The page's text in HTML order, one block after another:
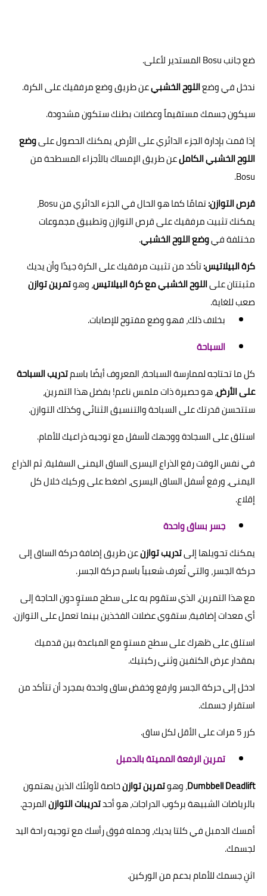
ضع جانب Bosu المستدير لأعلى.
ندخل في وضعاللوح الخشبيعن طريق وضع مرفقيك على الكرة.
سيكون جسمك مستقيماً وعضلات بطنك ستكون مشدودة.
إذا قمت بإدارة الجزء الدائري على الأرض، يمكنك الحصول علىوضع
اللوح الخشبي الكاملعن طريق الإمساك بالأجزاء المسطحة من
Bosu.
قرص التوازن:
تمامًا كما هو الحال في الجزء الدائري من Bosu،
يمكنك تثبيت مرفقيك على قرص التوازن وتطبيق مجموعات
مختلفة فيوضع اللوح الخشبي.
كرة البيلاتيس:تأكد من تثبيت مرفقيك على الكرة جيدًا وأن يديك
مثبتتان علىاللوح الخشبي مع كرة البيلاتيس، وهوتمرين توازن
صعب للغاية.
بخلاف ذلك، فهو وضع مفتوح للإصابات.
السباحة
كل ما تحتاجه لممارسة السباحة، المعروف أيضًا باسمتدريب السباحة
على الأرض، هو حصيرة ذات ملمس ناعم! بفضل هذا التمرين،
ستتحسن قدرتك على السباحة والتنسيق الثنائي وكذلك التوازن.
استلق على السجادة ووجهك لأسفل مع توجيه ذراعيك للأمام.
في نفس الوقت رفع الذراع اليسرى الساق اليمنى السفلية، ثم الذراع
اليمنى، ورفع أسفل الساق اليسرى، اضغط على وركيك خلال كل
إقلاع.
جسر بساق واحدة
يمكنك تحويلها إلىتدريب توازنعن طريق إضافة حركة الساق إلى
حركة الجسر، والتي تُعرف شعبياً باسم حركة الجسر.
مع هذا التمرين، الذي ستقوم به على سطح مستوٍ دون الحاجة إلى
أي معدات إضافية، ستقوي عضلات الفخذين بينما تعمل على التوازن.
استلق على ظهرك على سطح مستوٍ مع المباعدة بين قدميك
بمقدار عرض الكتفين وثني ركبتيك.
ادخل إلى حركة الجسر وارفع وخفض ساق واحدة بمجرد أن تتأكد من
استقرار جسمك.
كرر 5 مرات على الأقل لكل ساق.
تمرين الرفعة المميتة بالدمبل
Dumbbell Deadlift، وهوتمرين توازنخاصة لأولئك الذين يهتمون
بالرياضات الشبيهة بركوب الدراجات، هو أحدتدريبات التوازنالمرجح.
أمسك الدمبل في كلتا يديك، وحمله فوق رأسك مع توجيه راحة اليد
لجسمك.
اثنِ جسمك للأمام بدعم من الوركين.